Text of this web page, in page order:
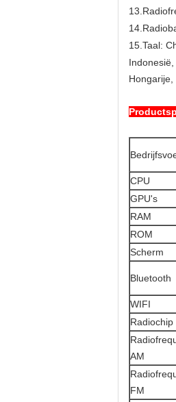
13.
14.
15. Taal:
CPU
GPU's
RAM
ROM
Scherm
Bluetooth
WIFI
Radiochip
AM
FM